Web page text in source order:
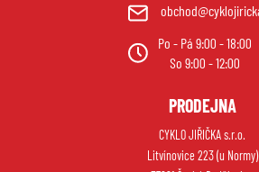
Po - Pá 9:00 - 18:00
So 9:00 - 12:00
PRODEJNA
CYKLO JIŘIČKA s.r.o.
Litvínovice 223 (u Normy)